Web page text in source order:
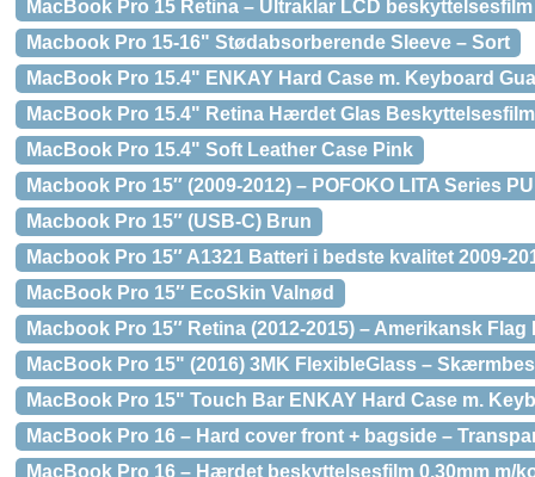
MacBook Pro 15 Retina – Ultraklar LCD beskyttelsesfilm
Macbook Pro 15-16" Stødabsorberende Sleeve – Sort
MacBook Pro 15.4" ENKAY Hard Case m. Keyboard
MacBook Pro 15.4" Retina Hærdet Glas
MacBook Pro 15.4" Soft Leather Case Pink
Macbook Pro 15″ (2009-2012) – POFOKO LITA Series
Macbook Pro 15″ (USB-C) Brun
Macbook Pro 15″ A1321 Batteri i bedste kvalitet 2009-
MacBook Pro 15″ EcoSkin Valnød
Macbook Pro 15″ Retina (2012-2015) – Amerikansk Flag
MacBook Pro 15" (2016) 3MK FlexibleGlass –
MacBook Pro 15" Touch Bar ENKAY Hard Case m.
MacBook Pro 16 – Hard cover front + bagside –
MacBook Pro 16 – Hærdet beskyttelsesfilm 0,30mm m/